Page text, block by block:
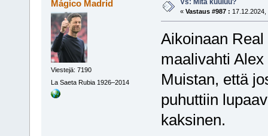
Mágico Madrid
Viestejä: 7190
La Saeta Rubia 1926–2014
Vs: Mitä kuuluu?
« Vastaus #987 :
Aikoinaan
maalivahti
Muistan, että
puhuttiin
kaksinen.